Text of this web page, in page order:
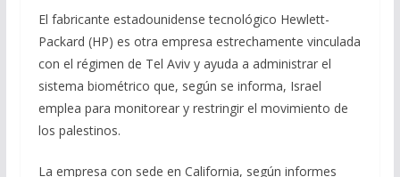
El fabricante estadounidense tecnológico Hewlett-
Packard (HP) es otra empresa estrechamente vinculada
con el régimen de Tel Aviv y ayuda a administrar el
sistema biométrico que, según se informa, Israel
emplea para monitorear y restringir el movimiento de
los palestinos.
La empresa con sede en California, según informes